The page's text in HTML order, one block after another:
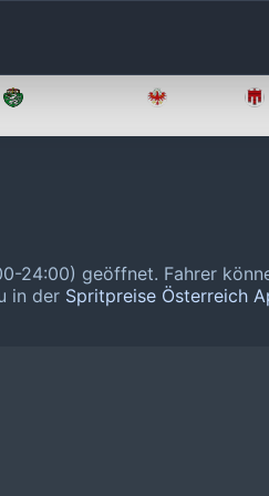
24:00) geöffnet. Fahrer
in der Spritpreise Österreich